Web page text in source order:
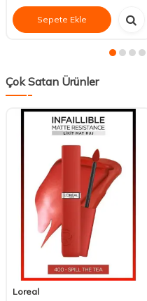
Sepete Ekle
Çok Satan Ürünler
Loreal